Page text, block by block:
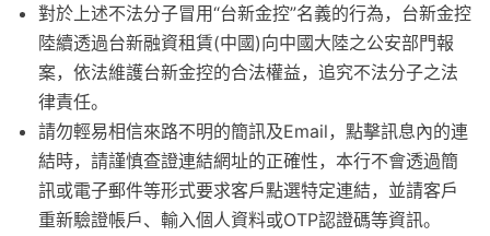
對於上述不法分子冒用“台新金控”名義的行為，台新金控
陸續透過台新融資租賃(中國)向中國大陸之公安部門報
案，依法維護台新金控的合法權益，追究不法分子之法
律責任。
請勿輕易相信來路不明的簡訊及Email，點擊訊息內的連
結時，請謹慎查證連結網址的正確性，本行不會透過簡
訊或電子郵件等形式要求客戶點選特定連結，並請客戶
重新驗證帳戶、輸入個人資料或OTP認證碼等資訊。